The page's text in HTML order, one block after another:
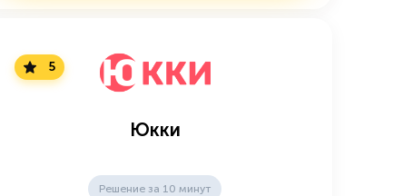
5
Юкки
Решение за 10 минут